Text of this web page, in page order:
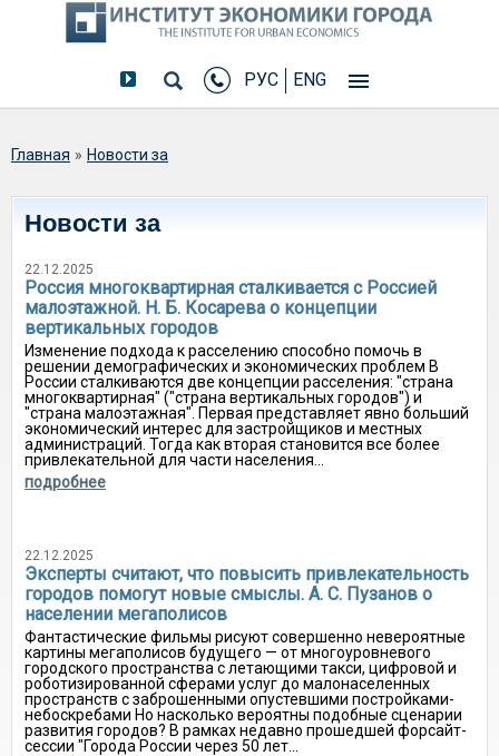
РУС ENG
Вы здесь
Главная » Новости за
Новости за
22.12.2025
Россия многоквартирная сталкивается с Россией
малоэтажной. Н. Б. Косарева о концепции
вертикальных городов
Изменение подхода к расселению способно помочь в
решении демографических и экономических проблем В
России сталкиваются две концепции расселения: "страна
многоквартирная" ("страна вертикальных городов") и
"страна малоэтажная". Первая представляет явно больший
экономический интерес для застройщиков и местных
администраций. Тогда как вторая становится все более
привлекательной для части населения...
подробнее
22.12.2025
Эксперты считают, что повысить привлекательность
городов помогут новые смыслы. А. С. Пузанов о
населении мегаполисов
Фантастические фильмы рисуют совершенно невероятные
картины мегаполисов будущего — от многоуровневого
городского пространства с летающими такси, цифровой и
роботизированной сферами услуг до малонаселенных
пространств с заброшенными опустевшими постройками-
небоскребами Но насколько вероятны подобные сценарии
развития городов? В рамках недавно прошедшей форсайт-
сессии "Города России через 50 лет...